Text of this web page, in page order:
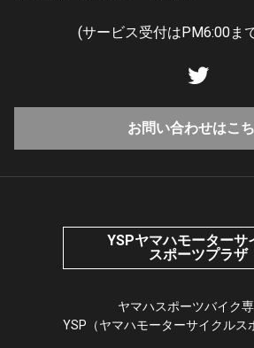
(サービス受付はPM6:00ま
お問い合わせはこ
YSPヤマハモーターサ
スポーツプラザ
ヤマハスポーツバイク
YSP（ヤマハモーターサイクルス